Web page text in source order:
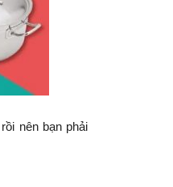
nên bạn phải